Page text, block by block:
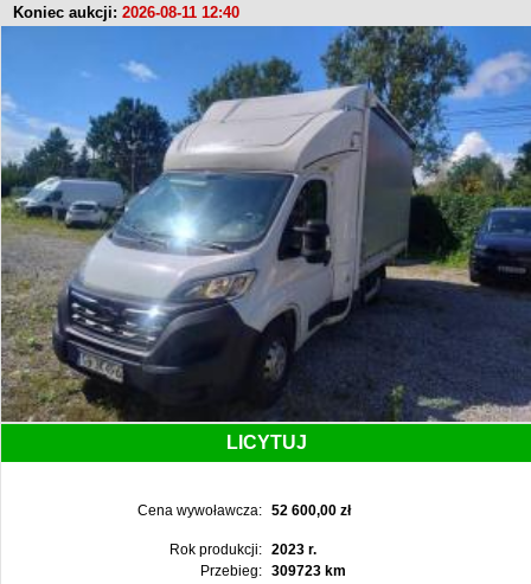
Koniec aukcji: 2026-08-11 12:40
LICYTUJ
Cena wywoławcza: 52 600,00 zł
Rok produkcji:
2023 r.
Przebieg:
309723 km